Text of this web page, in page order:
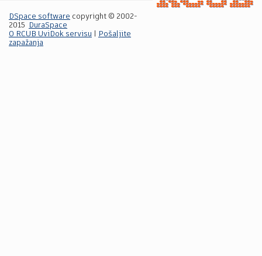
DSpace software copyright © 2002-
2015
DuraSpace
O RCUB UviDok servisu
Pošaljite
zapažanja